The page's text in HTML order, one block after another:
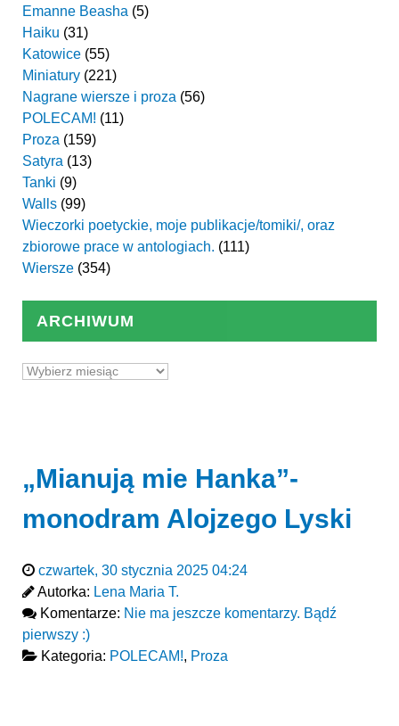
Emanne Beasha (5)
Haiku (31)
Katowice (55)
Miniatury (221)
Nagrane wiersze i proza (56)
POLECAM! (11)
Proza (159)
Satyra (13)
Tanki (9)
Walls (99)
Wieczorki poetyckie, moje publikacje/tomiki/, oraz
zbiorowe prace w antologiach. (111)
Wiersze (354)
ARCHIWUM
Archiwum
„Mianują mie Hanka”-
monodram Alojzego Lyski
czwartek, 30 stycznia 2025 04:24
Autorka: Lena Maria T.
Komentarze: Nie ma jeszcze komentarzy. Bądź
pierwszy :)
Kategoria: POLECAM!, Proza